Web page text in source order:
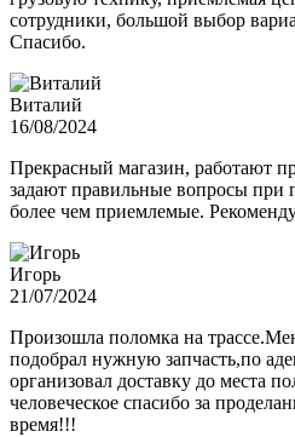
сотрудники, большой выбор
Спасибо.
Виталий
16/08/2024
Прекрасный магазин, работают
задают правильные вопросы при
более чем приемлемые.
Игорь
21/07/2024
Произошла поломка на
подобрал нужную запчасть,по
организовал доставку до места
человеческое спасибо за
время!!!